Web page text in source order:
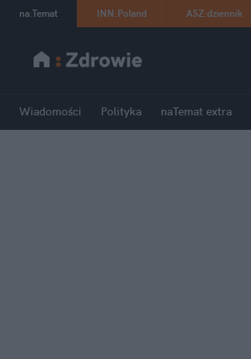
na:Temat INN:Poland ASZ:dziennik
Wiadomości Polityka naTemat extra